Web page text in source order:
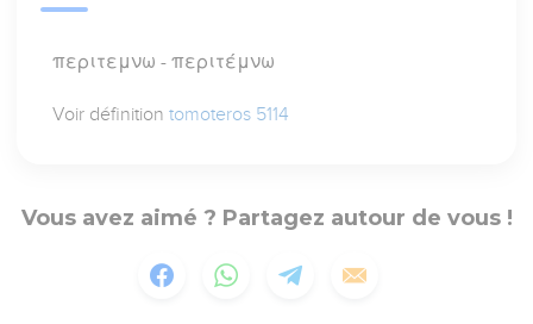
περιτεμνω - περιτέμνω
Voir définitiontomoteros 5114
Vous avez aimé ? Partagez autour de vous !